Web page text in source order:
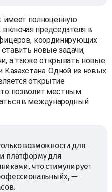
имеет полноценную
включая председателя в
координирующих
ставить новые задачи,
а также открывать новые
Казахстана. Одной из новых
открытие
позволит местным
в международный
возможности для
платформу для
что стимулирует
—